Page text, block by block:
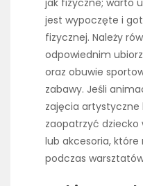
jak fizyczne; warto
jest wypoczęte i
fizycznej. Należy
odpowiednim
oraz obuwie
zabawy. Jeśli
zajęcia
zaopatrzyć dziecko
lub akcesoria,
podczas